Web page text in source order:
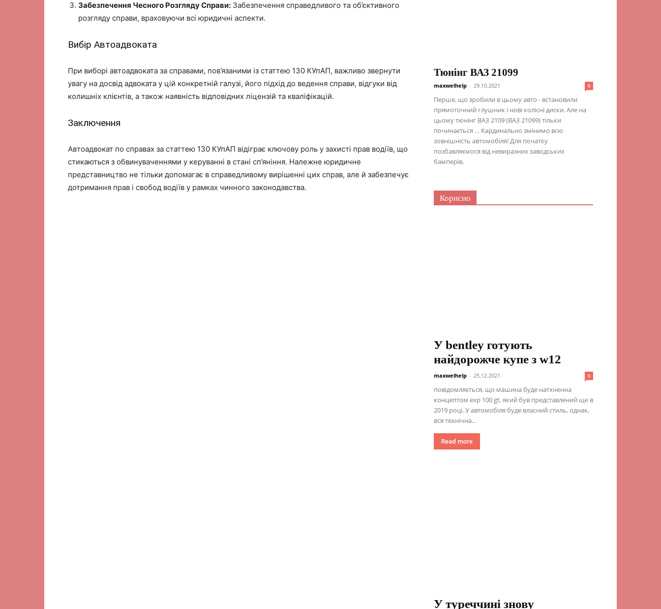
Забезпечення Чесного Розгляду Справи: Забезпечення справедливого та об’єктивного
розгляду справи, враховуючи всі юридичні аспекти.
Вибір Автоадвоката
При виборі автоадвоката за справами, пов’язаними із статтею 130 КУпАП, важливо звернути
увагу на досвід адвоката у цій конкретній галузі, його підхід до ведення справи, відгуки від
колишніх клієнтів, а також наявність відповідних ліцензій та кваліфікацій.
Заключення
Автоадвокат по справах за статтею 130 КУпАП відіграє ключову роль у захисті прав водіїв, що
стикаються з обвинуваченнями у керуванні в стані сп’яніння. Належне юридичне
представництво не тільки допомагає в справедливому вирішенні цих справ, але й забезпечує
дотримання прав і свобод водіїв у рамках чинного законодавства.
Тюнінг ВАЗ 21099
maxwelhelp - 29.10.2021 0
Перше, що зробили в цьому авто - встановили
прямоточний глушник і нові колісні диски. Але на
цьому тюнінг ВАЗ 2109 (ВАЗ 21099) тільки
починається … Кардинально змінимо всю
зовнішність автомобіля! Для початку
позбавляємося від невиразних заводських
бамперів.
Корисно
У bentley готують
найдорожче купе з w12
maxwelhelp - 25.12.2021 0
повідомляється, що машина буде натхненна
концептом exp 100 gt, який був представлений ще в
2019 році. У автомобіля буде власний стиль, однак,
вся технічна...
Read more
У туреччині знову